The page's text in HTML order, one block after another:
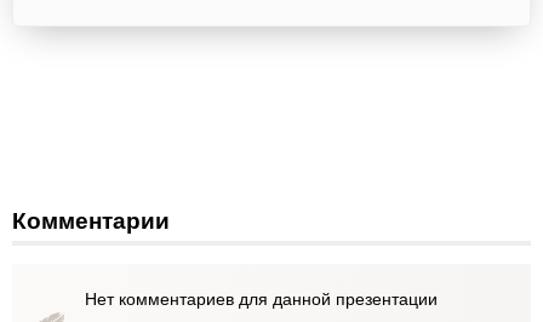
Комментарии
Нет комментариев для данной презентации